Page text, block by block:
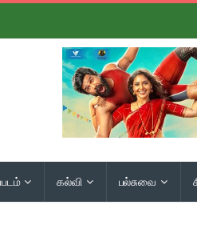
கல்வி பல்சுவை